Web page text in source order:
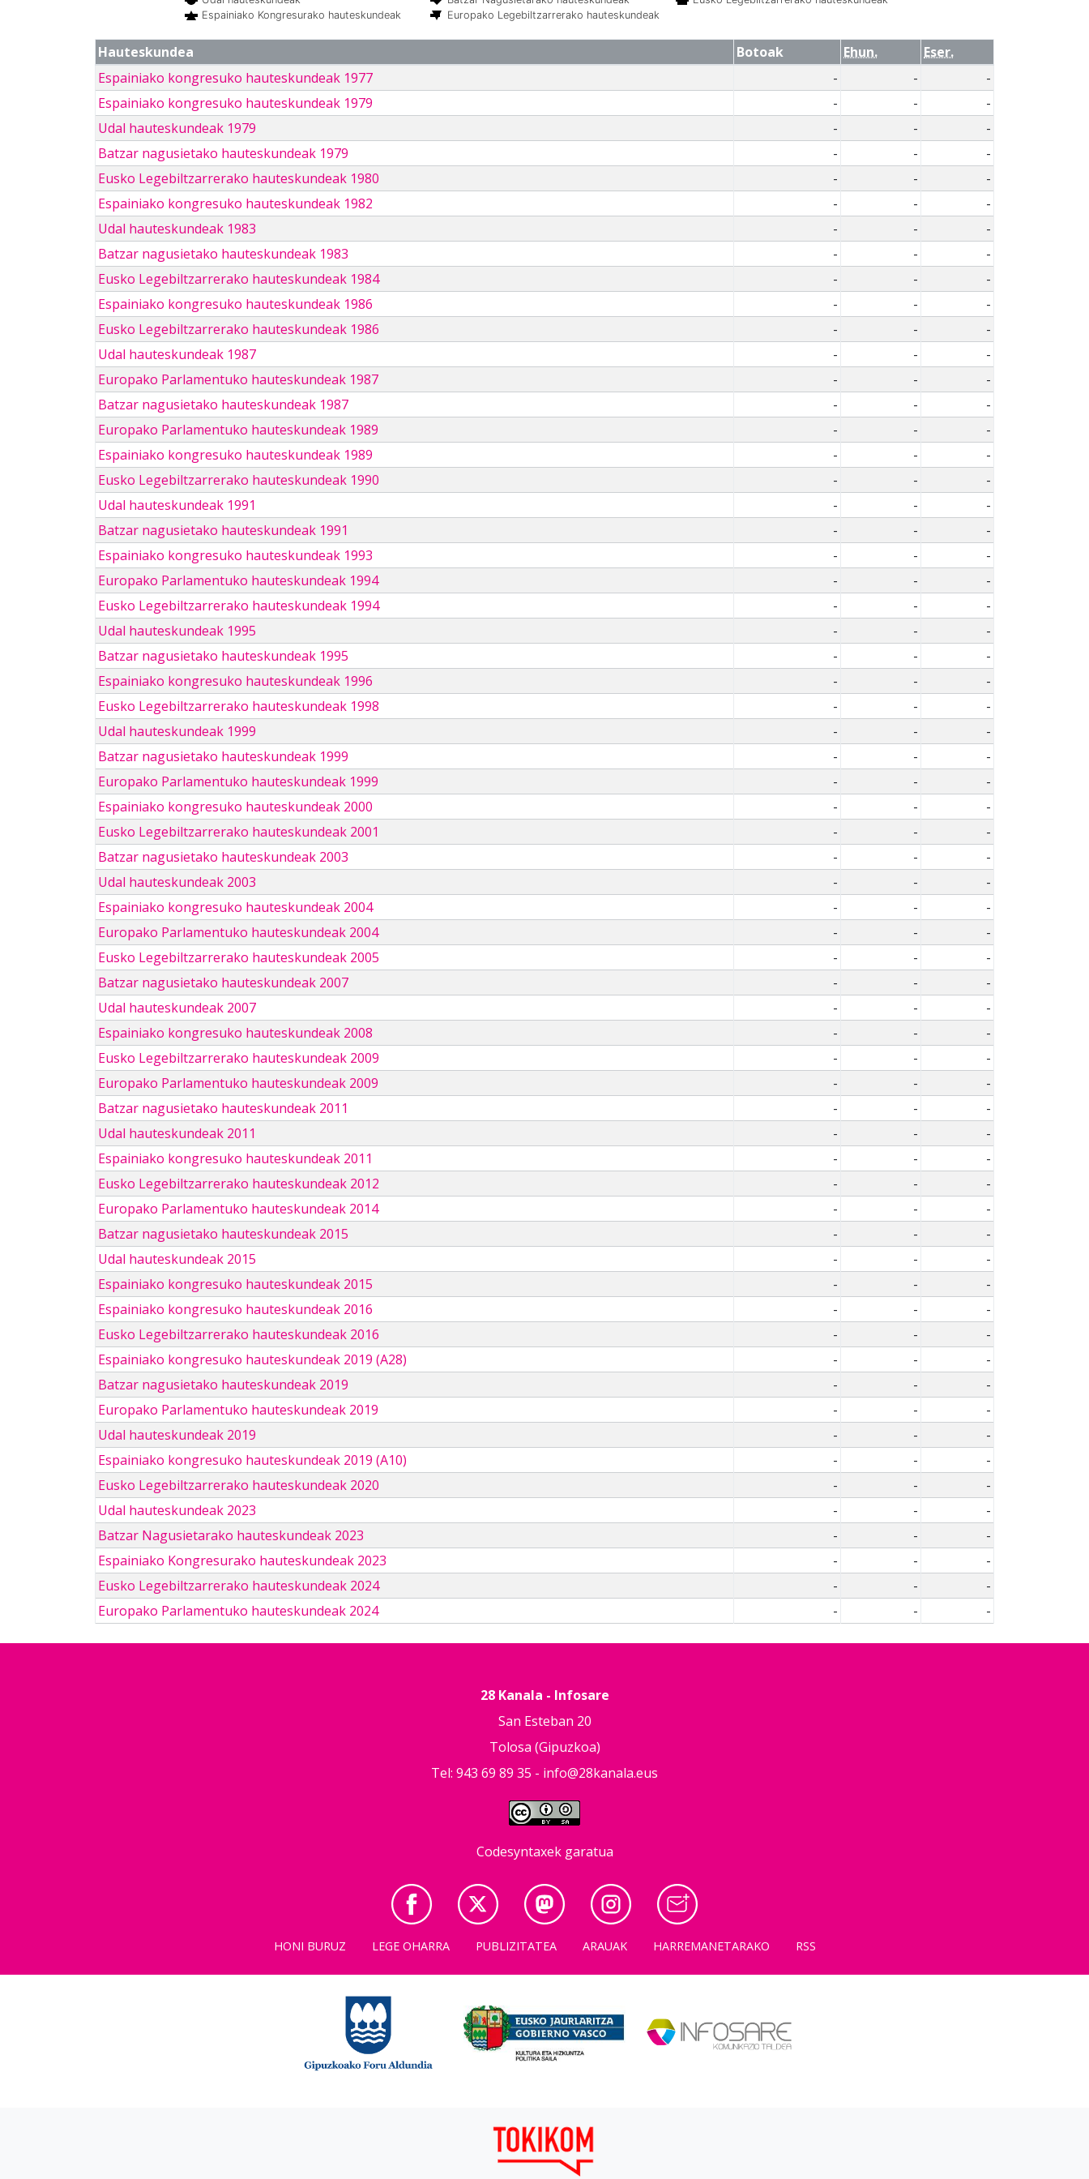
Espainiako Kongresurako hauteskundeak
Europako Legebiltzarrerako hauteskundeak
Hauteskundea Botoak Ehun.
Eser.
Espainiako kongresuko hauteskundeak 1977
- -
-
Espainiako kongresuko hauteskundeak 1979
- -
-
Udal hauteskundeak 1979
- -
-
Batzar nagusietako hauteskundeak 1979
- -
-
Eusko Legebiltzarrerako hauteskundeak 1980
- -
-
Espainiako kongresuko hauteskundeak 1982
- -
-
Udal hauteskundeak 1983
- -
-
Batzar nagusietako hauteskundeak 1983
- -
-
Eusko Legebiltzarrerako hauteskundeak 1984
- -
-
Espainiako kongresuko hauteskundeak 1986
- -
-
Eusko Legebiltzarrerako hauteskundeak 1986
- -
-
Udal hauteskundeak 1987
- -
-
Europako Parlamentuko hauteskundeak 1987
- -
-
Batzar nagusietako hauteskundeak 1987
- -
-
Europako Parlamentuko hauteskundeak 1989
- -
-
Espainiako kongresuko hauteskundeak 1989
- -
-
Eusko Legebiltzarrerako hauteskundeak 1990
- -
-
Udal hauteskundeak 1991
- -
-
Batzar nagusietako hauteskundeak 1991
- -
-
Espainiako kongresuko hauteskundeak 1993
- -
-
Europako Parlamentuko hauteskundeak 1994
- -
-
Eusko Legebiltzarrerako hauteskundeak 1994
- -
-
Udal hauteskundeak 1995
- -
-
Batzar nagusietako hauteskundeak 1995
- -
-
Espainiako kongresuko hauteskundeak 1996
- -
-
Eusko Legebiltzarrerako hauteskundeak 1998
- -
-
Udal hauteskundeak 1999
- -
-
Batzar nagusietako hauteskundeak 1999
- -
-
Europako Parlamentuko hauteskundeak 1999
- -
-
Espainiako kongresuko hauteskundeak 2000
- -
-
Eusko Legebiltzarrerako hauteskundeak 2001
- -
-
Batzar nagusietako hauteskundeak 2003
- -
-
Udal hauteskundeak 2003
- -
-
Espainiako kongresuko hauteskundeak 2004
- -
-
Europako Parlamentuko hauteskundeak 2004
- -
-
Eusko Legebiltzarrerako hauteskundeak 2005
- -
-
Batzar nagusietako hauteskundeak 2007
- -
-
Udal hauteskundeak 2007
- -
-
Espainiako kongresuko hauteskundeak 2008
- -
-
Eusko Legebiltzarrerako hauteskundeak 2009
- -
-
Europako Parlamentuko hauteskundeak 2009
- -
-
Batzar nagusietako hauteskundeak 2011
- -
-
Udal hauteskundeak 2011
- -
-
Espainiako kongresuko hauteskundeak 2011
- -
-
Eusko Legebiltzarrerako hauteskundeak 2012
- -
-
Europako Parlamentuko hauteskundeak 2014
- -
-
Batzar nagusietako hauteskundeak 2015
- -
-
Udal hauteskundeak 2015
- -
-
Espainiako kongresuko hauteskundeak 2015
- -
-
Espainiako kongresuko hauteskundeak 2016
- -
-
Eusko Legebiltzarrerako hauteskundeak 2016
- -
-
Espainiako kongresuko hauteskundeak 2019 (A28)
- -
-
Batzar nagusietako hauteskundeak 2019
- -
-
Europako Parlamentuko hauteskundeak 2019
- -
-
Udal hauteskundeak 2019
- -
-
Espainiako kongresuko hauteskundeak 2019 (A10)
- -
-
Eusko Legebiltzarrerako hauteskundeak 2020
- -
-
Udal hauteskundeak 2023
- -
-
Batzar Nagusietarako hauteskundeak 2023
- -
-
Espainiako Kongresurako hauteskundeak 2023
- -
-
Eusko Legebiltzarrerako hauteskundeak 2024
- -
-
Europako Parlamentuko hauteskundeak 2024
- - -
28 Kanala - Infosare
San Esteban 20
Tolosa (Gipuzkoa)
Tel: 943 69 89 35 - info@28kanala.eus
Codesyntaxek garatua
HONI BURUZ LEGE OHARRA PUBLIZITATEA ARAUAK HARREMANETARAKO RSS